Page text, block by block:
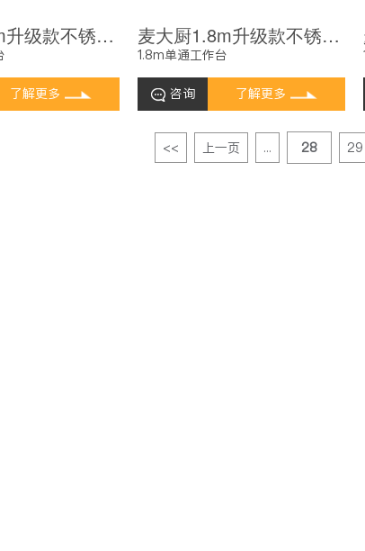
麦大厨2.0m升级款不锈钢工作台单通工作台带靠背
了解更多
麦大厨1.8m升级款不锈钢工作台单通工作台带靠背
1.8m单通工作台
咨询 了解更多
<< 上一页 ... 28 29